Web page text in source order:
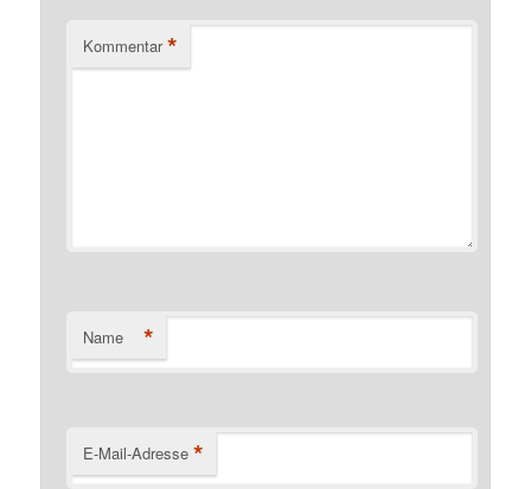
Kommentar *
Name *
E-Mail-Adresse *